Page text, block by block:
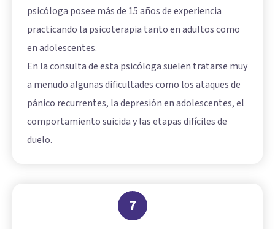
psicóloga posee más de 15 años de experiencia
practicando la psicoterapia tanto en adultos como
en adolescentes.
En la consulta de esta psicóloga suelen tratarse muy
a menudo algunas dificultades como los ataques de
pánico recurrentes, la depresión en adolescentes, el
comportamiento suicida y las etapas difíciles de
duelo.
7